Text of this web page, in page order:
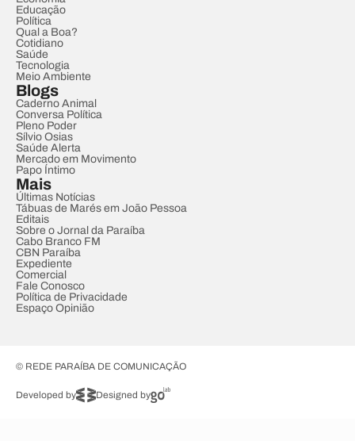
Educação
Política
Qual a Boa?
Cotidiano
Saúde
Tecnologia
Meio Ambiente
Blogs
Caderno Animal
Conversa Política
Pleno Poder
Sílvio Osias
Saúde Alerta
Mercado em Movimento
Papo Íntimo
Mais
Últimas Notícias
Tábuas de Marés em João Pessoa
Editais
Sobre o Jornal da Paraíba
Cabo Branco FM
CBN Paraíba
Expediente
Comercial
Fale Conosco
Política de Privacidade
Espaço Opinião
© REDE PARAÍBA DE COMUNICAÇÃO
Developed by Designed by